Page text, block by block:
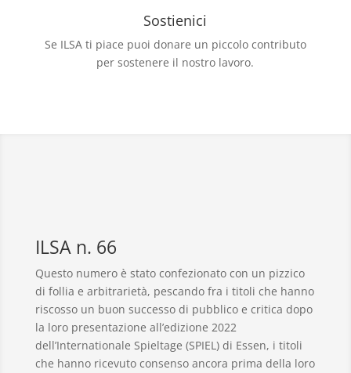
Sostienici
Se ILSA ti piace puoi donare un piccolo contributo
per sostenere il nostro lavoro.
ILSA n. 66
Questo numero è stato confezionato con un pizzico
di follia e arbitrarietà, pescando fra i titoli che hanno
riscosso un buon successo di pubblico e critica dopo
la loro presentazione all’edizione 2022
dell’Internationale Spieltage (SPIEL) di Essen, i titoli
che hanno ricevuto consenso ancora prima della loro